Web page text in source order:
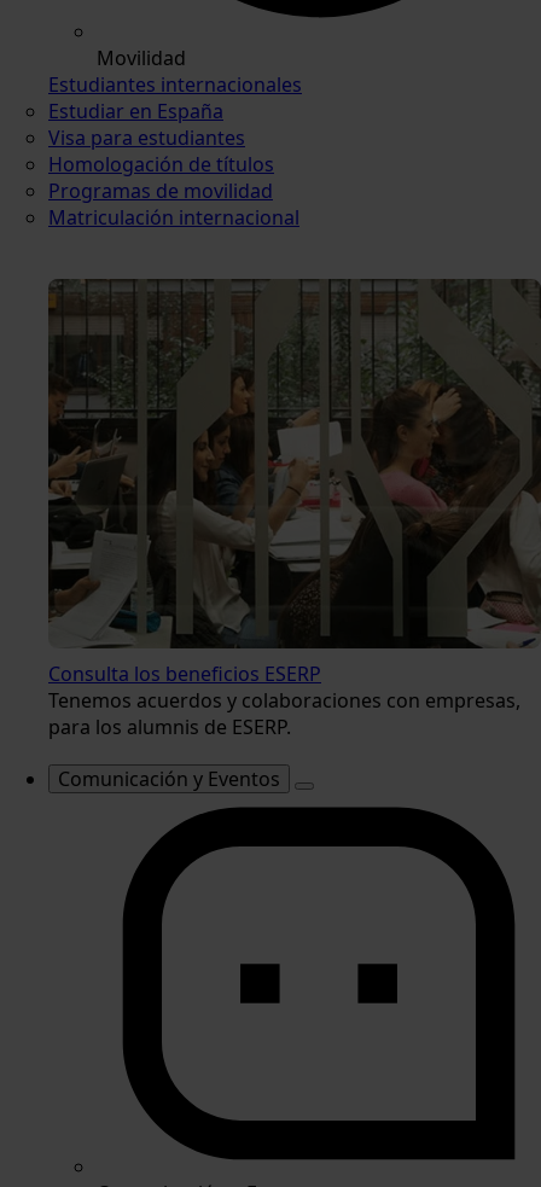
Movilidad
Estudiantes internacionales
Estudiar en España
Visa para estudiantes
Homologación de títulos
Programas de movilidad
Matriculación internacional
Consulta los beneficios ESERP
Tenemos acuerdos y colaboraciones con empresas,
para los alumnis de ESERP.
Comunicación y Eventos